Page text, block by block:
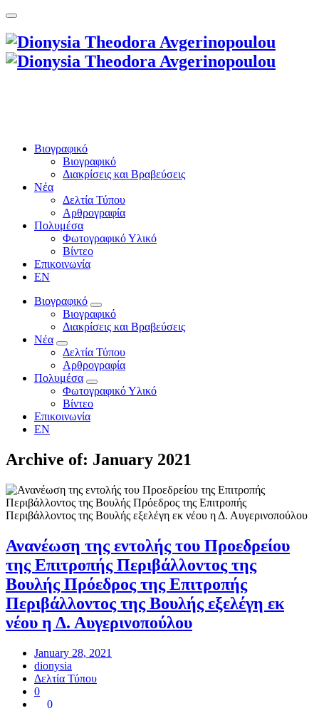
Βιογραφικό
Βιογραφικό
Διακρίσεις και Βραβεύσεις
Νέα
Δελτία Τύπου
Αρθρογραφία
Πολυμέσα
Φωτογραφικό Υλικό
Βίντεο
Επικοινωνία
EN
Βιογραφικό
Βιογραφικό
Διακρίσεις και Βραβεύσεις
Νέα
Δελτία Τύπου
Αρθρογραφία
Πολυμέσα
Φωτογραφικό Υλικό
Βίντεο
Επικοινωνία
EN
Archive of: January 2021
Ανανέωση της εντολής του Προεδρείου
της Επιτροπής Περιβάλλοντος της
Βουλής Πρόεδρος της Επιτροπής
Περιβάλλοντος της Βουλής εξελέγη εκ
νέου η Δ. Αυγερινοπούλου
January 28, 2021
dionysia
Δελτία Τύπου
0
0